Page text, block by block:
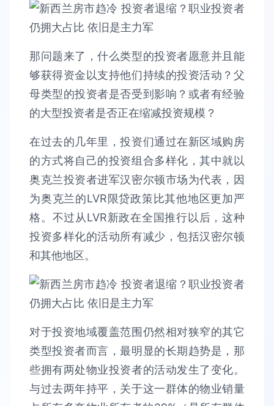
那问题来了，什么类型的投资者愿意并且能
够获得资金以支持他们持续的投资活动？父
母类型的投资者是否受到影响？或者有经验
的大型投资者是否正在缩减投资规模？
在过去的几年里，投资们通过在新区域购房
的方式将自己的投资组合多样化，其中就以
奥克兰投资者进军汉密尔顿市场为代表，因
为奥克兰的LVR限贷政策比其他地区更加严
格。不过从LVR新政在全国推行以后，这种
投资多样化的活动所有减少，包括汉密尔顿
和其他地区。
对于投资地域覆盖范围仍然相对狭窄的其它
类型投资者而言，最明显的长期趋势是，那
些拥有两处物业投资者的活动发生了变化。
与过去两年持平，关于这一群体的物业销量